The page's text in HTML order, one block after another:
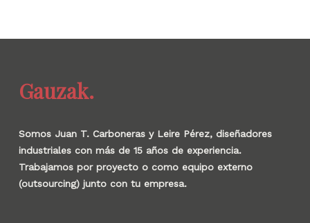
Gauzak.
Somos Juan T. Carboneras y Leire Pérez, diseñadores
industriales con más de 15 años de experiencia.
Trabajamos por proyecto o como equipo externo
(outsourcing) junto con tu empresa.